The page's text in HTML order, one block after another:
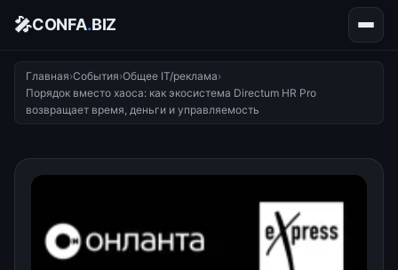
🎤CONFA.BIZ
Главная›События›Общее IT/реклама›
Порядок вместо хаоса: как экосистема Directum HR Pro
возвращает время, деньги и управляемость